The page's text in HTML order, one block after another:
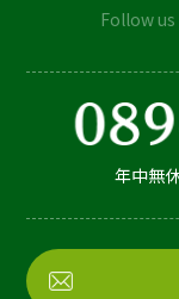
Follow us
年中無